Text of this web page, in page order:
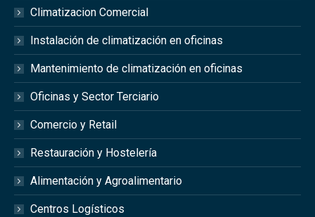
Climatizacion Comercial
Instalación de climatización en oficinas
Mantenimiento de climatización en oficinas
Oficinas y Sector Terciario
Comercio y Retail
Restauración y Hostelería
Alimentación y Agroalimentario
Centros Logísticos